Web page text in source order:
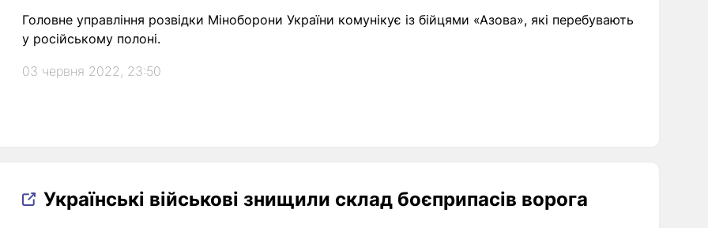
Головне управління розвідки Міноборони України комунікує із бійцями «Азова», які перебувають
у російському полоні.
03 червня 2022, 23:50
Українські військові знищили склад боєприпасів ворога